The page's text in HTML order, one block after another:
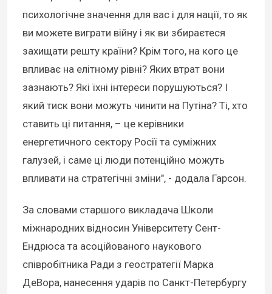
психологічне значення для вас і для нації, то як
ви можете виграти війну і як ви збираєтеся
захищати решту країни? Крім того, на кого це
впливає на елітному рівні? Яких втрат вони
зазнають? Які їхні інтереси порушуються? І
який тиск вони можуть чинити на Путіна? Ті, хто
ставить ці питання, – це керівники
енергетичного сектору Росії та суміжних
галузей, і саме ці люди потенційно можуть
впливати на стратегічні зміни", - додала Гарсон.
За словами старшого викладача Школи
міжнародних відносин Університету Сент-
Ендрюса та асоційованого наукового
співробітника Ради з геостратегії Марка
ДеВора, нанесення ударів по Санкт-Петербургу